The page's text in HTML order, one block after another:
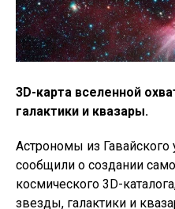
3D-карта вселенной
галактики и квазары.
Астрономы из
сообщили о создании
космического 3D-
звезды, галактики и